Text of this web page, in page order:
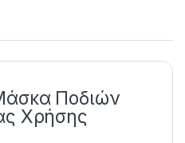
Ποδιών
Χρήσης